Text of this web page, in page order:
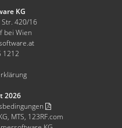
KG
420/16
bei Wien
1212
2026
MTS, 123RF.com